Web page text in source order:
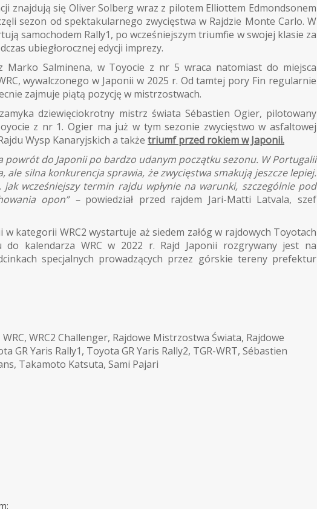
znajdują się Oliver Solberg wraz z pilotem Elliottem Edmondsonem
sezon od spektakularnego zwycięstwa w Rajdzie Monte Carlo. W
samochodem Rally1, po wcześniejszym triumfie w swojej klasie za
ubiegłorocznej edycji imprezy.
Marko Salminena, w Toyocie z nr 5 wraca natomiast do miejsca
wywalczonego w Japonii w 2025 r. Od tamtej pory Fin regularnie
zajmuje piątą pozycję w mistrzostwach.
dziewięciokrotny mistrz świata Sébastien Ogier, pilotowany
z nr 1. Ogier ma już w tym sezonie zwycięstwo w asfaltowej
Wysp Kanaryjskich a także triumf przed rokiem w Japonii.
powrót do Japonii po bardzo udanym początku sezonu. W Portugalii
ale silna konkurencja sprawia, że zwycięstwa smakują jeszcze lepiej.
jak wcześniejszy termin rajdu wpłynie na warunki, szczególnie pod
opon” –powiedział przed rajdem Jari-Matti Latvala, szef
w kategorii WRC2 wystartuje aż siedem załóg w rajdowych Toyotach
do kalendarza WRC w 2022 r. Rajd Japonii rozgrywany jest na
specjalnych prowadzących przez górskie tereny prefektur
WRC, WRC2 Challenger, Rajdowe Mistrzostwa Świata, Rajdowe
GR Yaris Rally1, Toyota GR Yaris Rally2, TGR-WRT, Sébastien
, Takamoto Katsuta, Sami Pajari